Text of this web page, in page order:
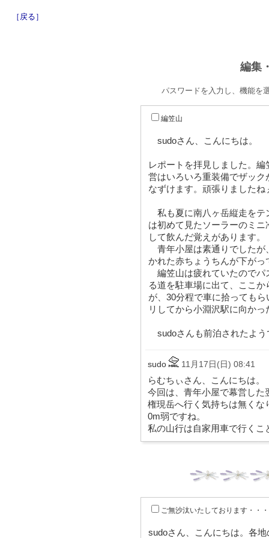
［戻る］
編集
パスワードを入力し、機能を
編笠山
sudoさん、こんにちは。
レポートを拝見しました。
営はいろいろ重装備でザッ
なずけます。頑張りましたね
私も夏に南八ヶ岳縦走をテ
は初めて見たソーラーのミ
して飲んだ覚えがあります。
青年小屋は素通りでしたが
かれた赤ちょうちんが下がっ
編笠山は疲れていたのでパ
る道を駐車場に出て、ここ
が、30分程で車に拾っても
リしてから小淵沢駅に向か
sudoさんも前泊されたよう
sudo 11月17日(日) 08:41
らむちぃさん、こんにちは。
今回は、青年小屋で幕営し
権現岳へ行く気持ちは無くな
0m弱ですね。
私の山行は自家用車で行く
ご無沙汰いたしております・・・
sudoさん、こんにちは。各